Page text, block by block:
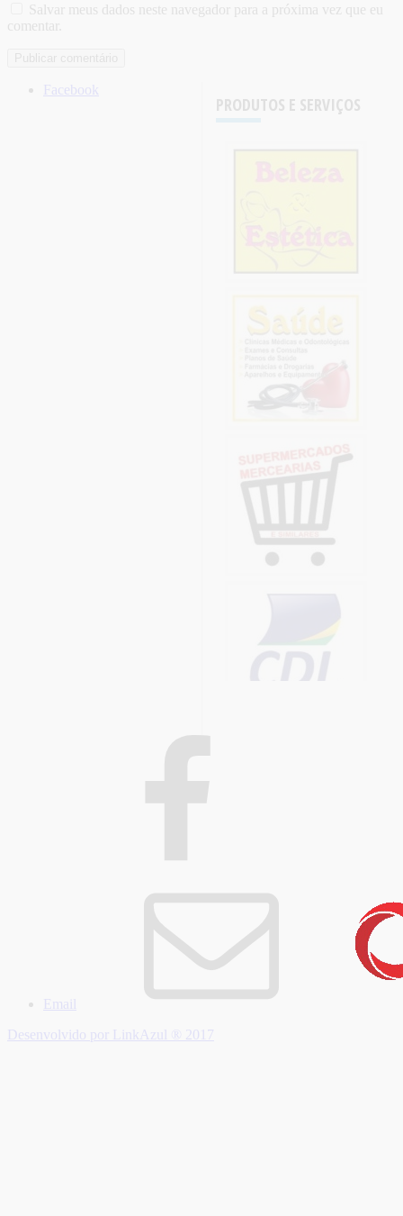
Salvar meus dados neste navegador para a próxima vez que eu
comentar.
PRODUTOS E SERVIÇOS
Facebook
Email
Desenvolvido por LinkAzul ® 2017